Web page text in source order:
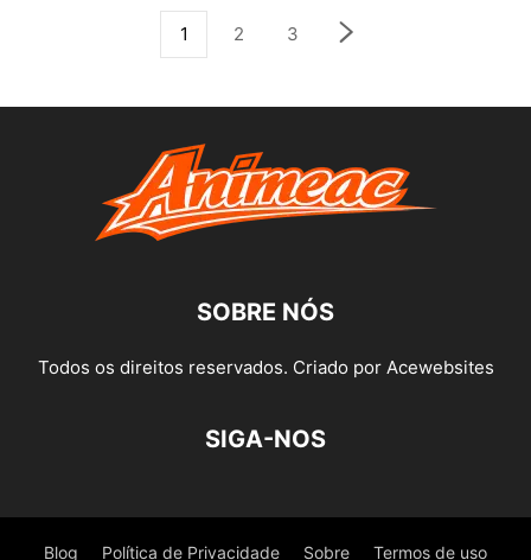
1 2 3
SOBRE NÓS
Todos os direitos reservados. Criado por Acewebsites
SIGA-NOS
Blog Política de Privacidade Sobre Termos de uso